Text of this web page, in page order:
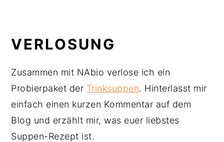
VERLOSUNG
Zusammen mit NAbio verlose ich ein
Probierpaket der Trinksuppen. Hinterlasst mir
einfach einen kurzen Kommentar auf dem
Blog und erzählt mir, was euer liebstes
Suppen-Rezept ist.